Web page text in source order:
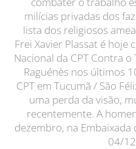
milícias privadas dos
lista dos religiosos
Frei Xavier Plassat é
Nacional da CPT Contra o
Raguénès nos últimos
CPT em Tucumã / São
uma perda da visão,
recentemente. A
dezembro, na Embaixada
04/